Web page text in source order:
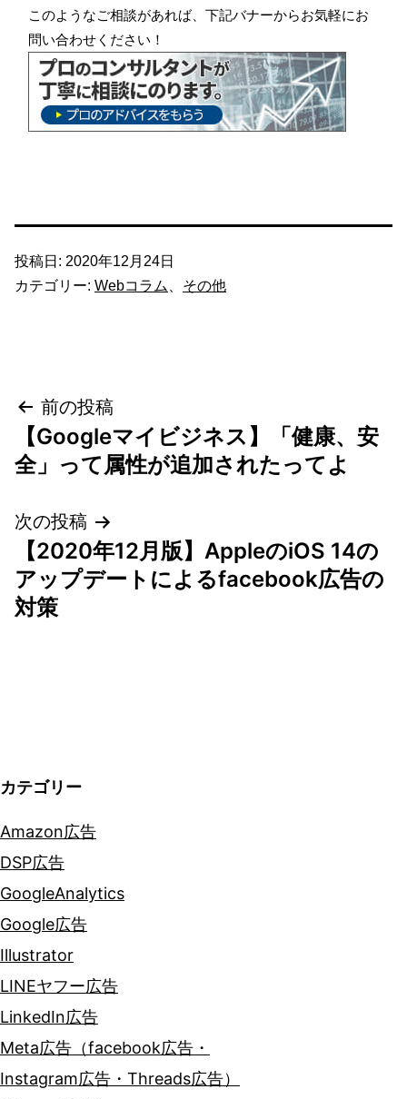
このようなご相談があれば、下記バナーからお気軽にお
問い合わせください！
投稿日: 2020年12月24日
カテゴリー: Webコラム その他
投
稿
ビ
ゲ
ー
前の投稿
【Googleマイビジネス】「健康、安
全」って属性が追加されたってよ
次の投稿
【2020年12月版】AppleのiOS 14の
アップデートによるfacebook広告の
対策
カテゴリー
Amazon広告
DSP広告
GoogleAnalytics
Google広告
Illustrator
LINEヤフー広告
LinkedIn広告
Meta広告（facebook広告・
Instagram広告・Threads広告）